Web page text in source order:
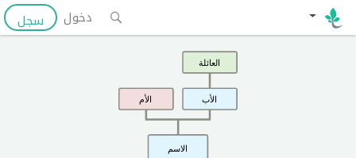
دخول سجل
الاسم
الأب الأم
العائلة